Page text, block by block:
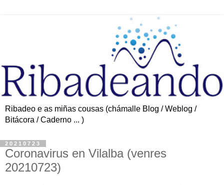
Ribadeo e as miñas cousas (chámalle Blog / Weblog /
Bitácora / Caderno ... )
20210723
Coronavirus en Vilalba (venres
20210723)